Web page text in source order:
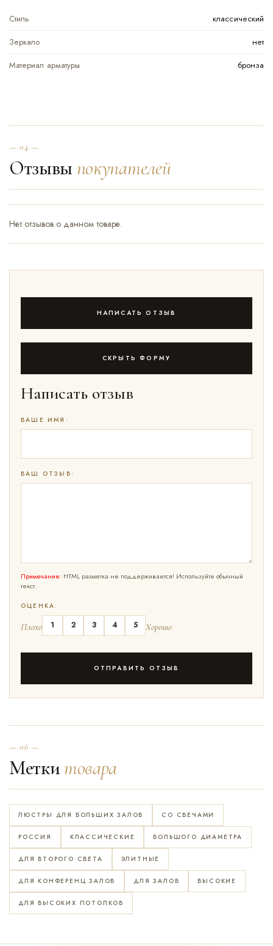
Стиль
классический
Зеркало
нет
Материал арматуры
бронза
— 04 —
Отзывы покупателей
Нет отзывов о данном товаре.
НАПИСАТЬ ОТЗЫВ
СКРЫТЬ ФОРМУ
Написать отзыв
ВАШЕ ИМЯ:
ВАШ ОТЗЫВ:
Примечание: HTML разметка не поддерживается! Используйте обычный
текст.
ОЦЕНКА:
Плохо 1 2 3 4 5 Хорошо
ОТПРАВИТЬ ОТЗЫВ
— 06 —
Метки товара
ЛЮСТРЫ ДЛЯ БОЛЬШИХ ЗАЛОВ СО СВЕЧАМИ
РОССИЯ КЛАССИЧЕСКИЕ БОЛЬШОГО ДИАМЕТРА
ДЛЯ ВТОРОГО СВЕТА ЭЛИТНЫЕ
ДЛЯ КОНФЕРЕНЦ ЗАЛОВ ДЛЯ ЗАЛОВ ВЫСОКИЕ
ДЛЯ ВЫСОКИХ ПОТОЛКОВ